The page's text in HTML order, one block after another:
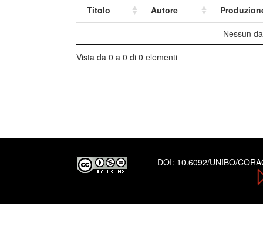
Titolo Autore
Nessun
Vista da 0 a 0 di 0 elementi
DOI: 10.6092/UNIBO/